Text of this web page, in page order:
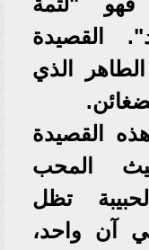
القصيدة
الذي
القصيدة
المحب
تظل
آن واحد،